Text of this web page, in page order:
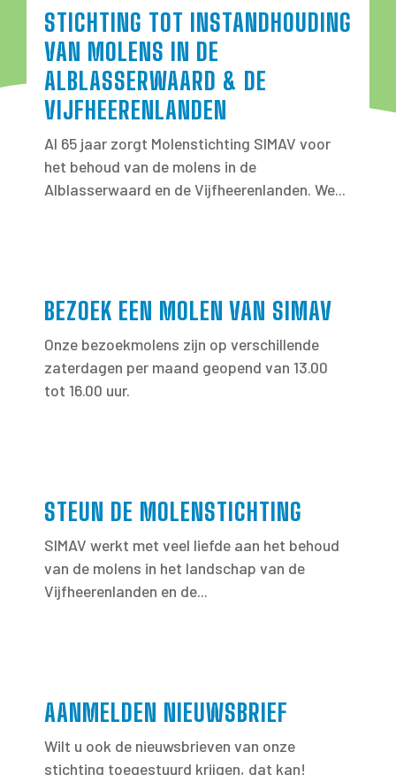
STICHTING TOT INSTANDHOUDING
VAN MOLENS IN DE
ALBLASSERWAARD & DE
VIJFHEERENLANDEN
Al 65 jaar zorgt Molenstichting SIMAV voor
het behoud van de molens in de
Alblasserwaard en de Vijfheerenlanden. We...
BEZOEK EEN MOLEN VAN SIMAV
Onze bezoekmolens zijn op verschillende
zaterdagen per maand geopend van 13.00
tot 16.00 uur.
STEUN DE MOLENSTICHTING
SIMAV werkt met veel liefde aan het behoud
van de molens in het landschap van de
Vijfheerenlanden en de...
AANMELDEN NIEUWSBRIEF
Wilt u ook de nieuwsbrieven van onze
stichting toegestuurd krijgen, dat kan!